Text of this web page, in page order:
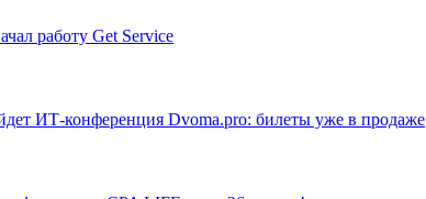
работу Get Service
ИТ-конференция Dvoma.pro: билеты уже в продаже